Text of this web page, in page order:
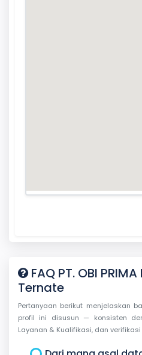
FAQ PT. OBI
Ternate
Pertanyaan berikut menjelaskan
profil ini disusun — konsisten
Layanan & Kualifikasi, dan